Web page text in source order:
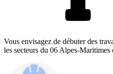
Vous envisagez de débuter des
les secteurs du 06 Alpes-